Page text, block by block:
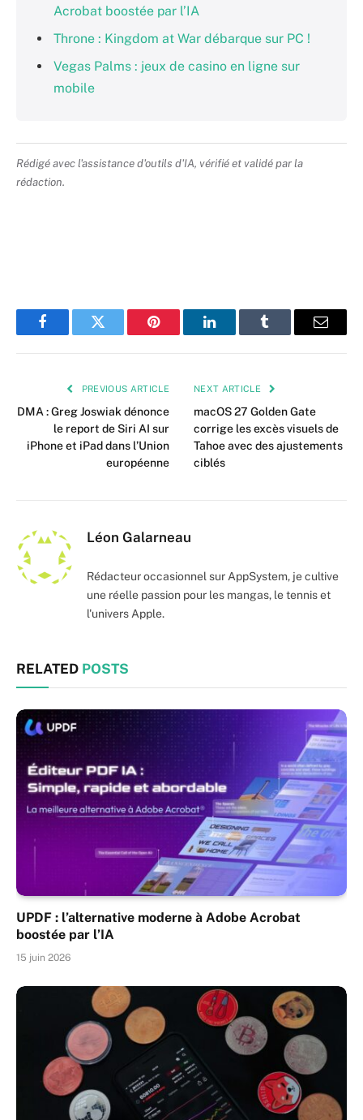
Acrobat boostée par l’IA
Throne : Kingdom at War débarque sur PC !
Vegas Palms : jeux de casino en ligne sur
mobile
Rédigé avec l'assistance d'outils d'IA, vérifié et validé par la
rédaction.
FacebookTwitter Pinterest LinkedInTumblr Email
PREVIOUS ARTICLE
DMA : Greg Joswiak dénonce
le report de Siri AI sur
iPhone et iPad dans l’Union
européenne
NEXT ARTICLE
macOS 27 Golden Gate
corrige les excès visuels de
Tahoe avec des ajustements
ciblés
Léon Galarneau
Rédacteur occasionnel sur AppSystem, je cultive
une réelle passion pour les mangas, le tennis et
l'univers Apple.
RELATED POSTS
UPDF : l’alternative moderne à Adobe Acrobat
boostée par l’IA
15 juin 2026